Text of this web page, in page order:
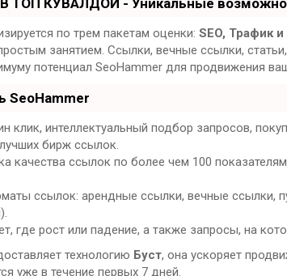
ТОП КУВАЛДОЙ - Уникальные
по трем пакетам оценки: SEO, Трафик и
занятием. Ссылки, вечные ссылки,
потенциал SeoHammer для продвижения
SeoHammer
клик, интеллектуальный подбор запросов,
бирж ссылок.
качества ссылок по более чем 100
ссылок: арендные ссылки, вечные ссылки,
где рост или падение, а также запросы, на
технологию Буст, она ускоряет
уже в течение первых 7 дней.